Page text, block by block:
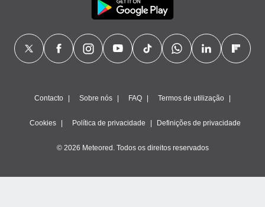
estudos
de
Contacto Sobre nós FAQ Termos de utilização
Cookies Política de privacidade Definições de privacidade
© 2026 Meteored. Todos os direitos reservados